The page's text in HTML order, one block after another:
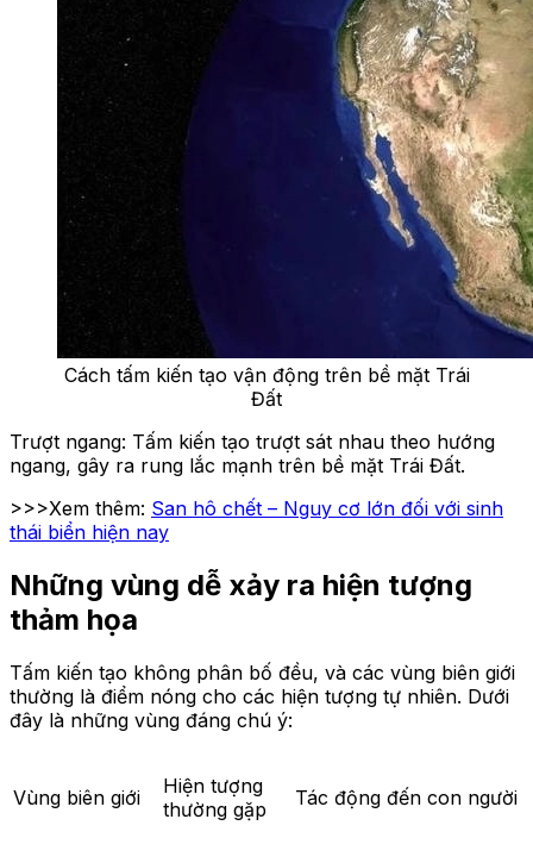
Cách tấm kiến tạo vận động trên bề mặt Trái
Đất
Trượt ngang: Tấm kiến tạo trượt sát nhau theo hướng
ngang, gây ra rung lắc mạnh trên bề mặt Trái Đất.
>>>Xem thêm: San hô chết – Nguy cơ lớn đối với sinh
thái biển hiện nay
Những vùng dễ xảy ra hiện tượng
thảm họa
Tấm kiến tạo không phân bố đều, và các vùng biên giới
thường là điểm nóng cho các hiện tượng tự nhiên. Dưới
đây là những vùng đáng chú ý:
Vùng biên giới
Hiện tượng
thường gặp
Tác động đến con người